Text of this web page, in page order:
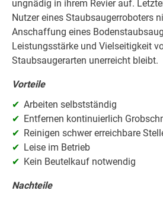
ungnädig in ihrem Revier auf.
Nutzer eines Staubsaugerroboters
Anschaffung eines
Leistungsstärke und Vielseitigkeit
Staubsaugerarten unerreicht bleibt.
Vorteile
Arbeiten selbstständig
Entfernen kontinuierlich
Reinigen schwer erreichbare
Leise im Betrieb
Kein Beutelkauf notwendig
Nachteile